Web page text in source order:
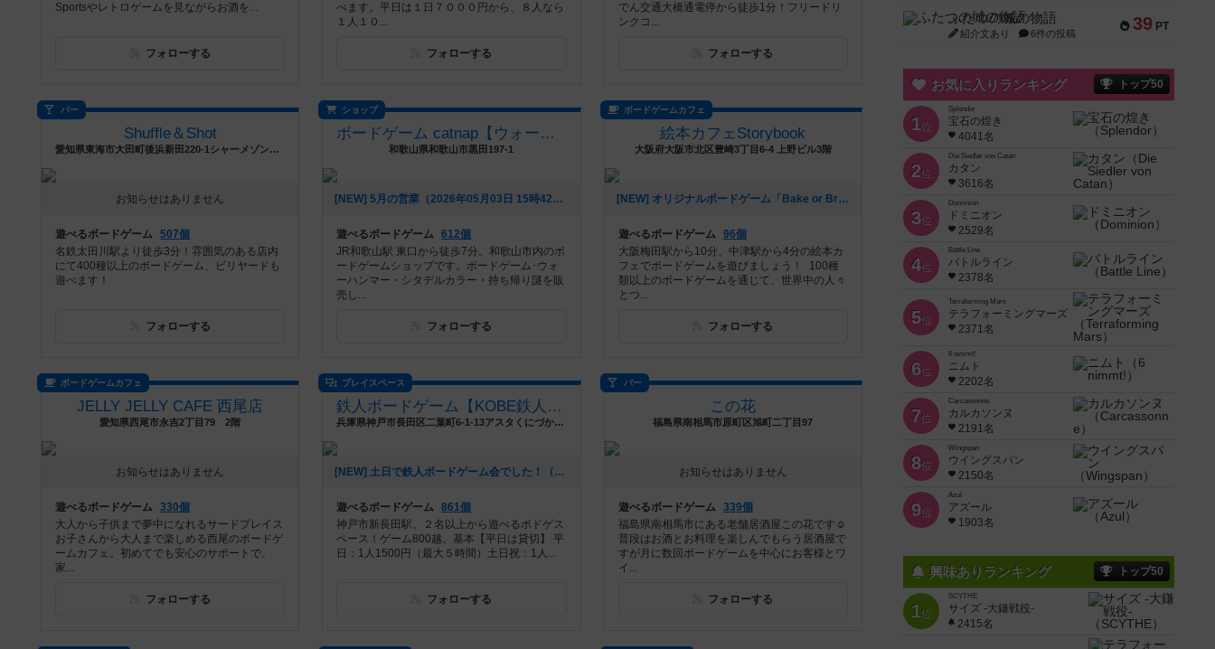
Sportsやレトロゲームを見ながらお酒を...
フォローする
べます。平日は１日７０００円から、８人なら
１人１０...
フォローする
でん交通大橋通電停から徒歩1分！フリードリ
ンクコ...
フォローする
バー
Shuffle＆Shot
愛知県東海市大田町後浜新田220-1シャーメゾン叶E号室
お知らせはありません
遊べるボードゲーム 507個
名鉄太田川駅より徒歩3分！雰囲気のある店内
にて400種以上のボードゲーム、ビリヤードも
遊べます！
フォローする
ショップ
ボードゲーム catnap【ウォーハンマー・シタデルカラー取扱店】
和歌山県和歌山市黒田197-1
[NEW] 5月の営業（2026年05月03日 15時42分）
遊べるボードゲーム 612個
JR和歌山駅 東口から徒歩7分。和歌山市内のボ
ードゲームショップです。ボードゲーム･ウォ
ーハンマー・シタデルカラー・持ち帰り謎を販
売し...
フォローする
ボードゲームカフェ
絵本カフェStorybook
大阪府大阪市北区豊崎3丁目6-4 上野ビル3階
[NEW] オリジナルボードゲーム「Bake or Break」紹介（2026年04月30日 14時15分）
遊べるボードゲーム 96個
大阪梅田駅から10分、中津駅から4分の絵本カ
フェでボードゲームを遊びましょう！ 100種
類以上のボードゲームを通じて、世界中の人々
とつ...
フォローする
ボードゲームカフェ
JELLY JELLY CAFE 西尾店
愛知県西尾市永吉2丁目79 2階
お知らせはありません
遊べるボードゲーム 330個
大人から子供まで夢中になれるサードプレイス
お子さんから大人まで楽しめる西尾のボードゲ
ームカフェ。初めてでも安心のサポートで、
家...
フォローする
プレイスペース
鉄人ボードゲーム【KOBE鉄人三国志ギャラリー】
兵庫県神戸市長田区二葉町6-1-13アスタくにづか6番館東棟1階
[NEW] 土日で鉄人ボードゲーム会でした！（2026年04月07日 21時31分）
遊べるボードゲーム 861個
神戸市新長田駅。２名以上から遊べるボドゲス
ペース！ゲーム800越。基本【平日は貸切】 平
日：1人1500円（最大５時間）土日祝：1人...
フォローする
バー
この花
福島県南相馬市原町区旭町二丁目97
お知らせはありません
遊べるボードゲーム 339個
福島県南相馬市にある老舗居酒屋この花です☺️
普段はお酒とお料理を楽しんでもらう居酒屋で
すが月に数回ボードゲームを中心にお客様とワ
イ...
フォローする
39 PT
ふたつの城の物語
紹介文あり 6件の投稿
お気に入りランキング トップ50
1位
Splendor
宝石の煌き
4041名
2位
Die Siedler von Catan
カタン
3616名
3位
Dominion
ドミニオン
2529名
4位
Battle Line
バトルライン
2378名
5位
Terraforming Mars
テラフォーミングマーズ
2371名
6位
6 nimmt!
ニムト
2202名
7位
Carcassonne
カルカソンヌ
2191名
8位
Wingspan
ウイングスパン
2150名
9位
Azul
アズール
1903名
興味ありランキング トップ50
1位
SCYTHE
サイズ -大鎌戦役-
2415名